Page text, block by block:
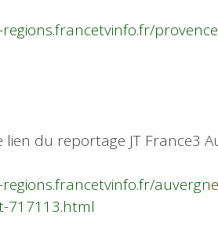
lien du reportage JT France3
717113.html